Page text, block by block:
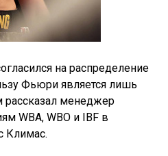
на распределение
Фьюри является лишь
рассказал менеджер
WBA, WBO и IBF в
Климас.